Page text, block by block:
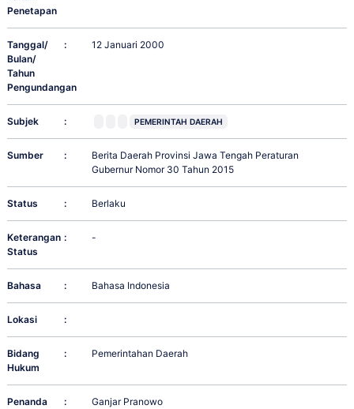
Penetapan
Tanggal/
Bulan/
Tahun
Pengundangan
: 12 Januari 2000
Subjek : PEMERINTAH DAERAH
Sumber :
Berita Daerah Provinsi Jawa Tengah Peraturan
Gubernur Nomor 30 Tahun 2015
Status : Berlaku
Keterangan
Status
: -
Bahasa : Bahasa Indonesia
Lokasi :
Bidang
Hukum
: Pemerintahan Daerah
Penanda
: Ganjar Pranowo